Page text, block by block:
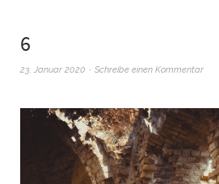
6
23. Januar 2020 Schreibe einen Kommentar